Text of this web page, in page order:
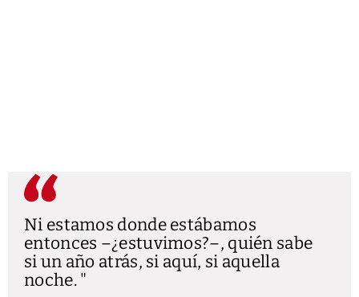
Ni estamos donde estábamos
entonces –¿estuvimos?–, quién sabe
si un año atrás, si aquí, si aquella
noche.